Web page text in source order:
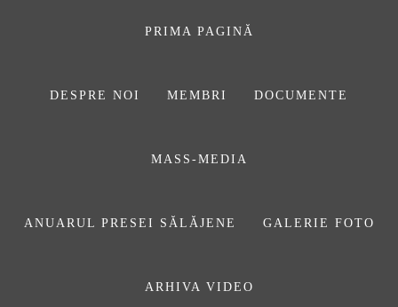
PRIMA PAGINĂ
DESPRE NOI MEMBRI DOCUMENTE
MASS-MEDIA
ANUARUL PRESEI SĂLĂJENE GALERIE FOTO
ARHIVA VIDEO
ASOCIAŢIA
DIN SĂLAJ